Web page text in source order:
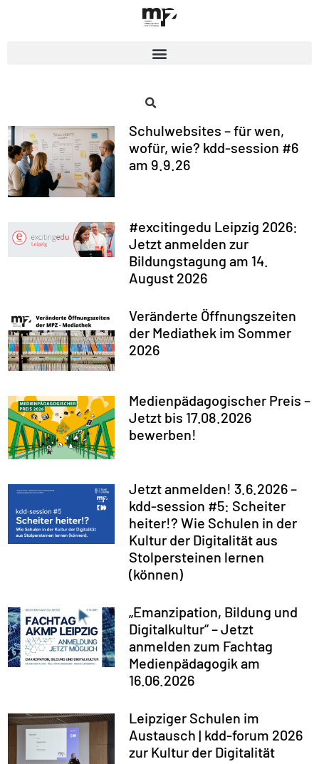
Schulwebsites – für wen,
wofür, wie? kdd-session #6
am 9.9.26
#excitingedu Leipzig 2026:
Jetzt anmelden zur
Bildungstagung am 14.
August 2026
Veränderte Öffnungszeiten
der Mediathek im Sommer
2026
Medienpädagogischer Preis –
Jetzt bis 17.08.2026
bewerben!
Jetzt anmelden! 3.6.2026 –
kdd-session #5: Scheiter
heiter!? Wie Schulen in der
Kultur der Digitalität aus
Stolpersteinen lernen
(können)
„Emanzipation, Bildung und
Digitalkultur“ – Jetzt
anmelden zum Fachtag
Medienpädagogik am
16.06.2026
Leipziger Schulen im
Austausch | kdd-forum 2026
zur Kultur der Digitalität